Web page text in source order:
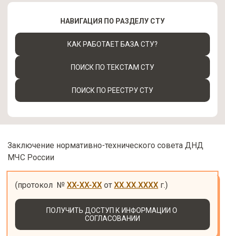
Заключение нормативно-технического совета ДНД
МЧС России
(протокол  № XX-XX-XX от XX.XX.XXXX г.)
ПОЛУЧИТЬ ДОСТУП К ИНФОРМАЦИИ О
СОГЛАСОВАНИИ
НАВИГАЦИЯ ПО РАЗДЕЛУ СТУ
КАК РАБОТАЕТ БАЗА СТУ?
ПОИСК ПО ТЕКСТАМ СТУ
ПОИСК ПО РЕЕСТРУ СТУ